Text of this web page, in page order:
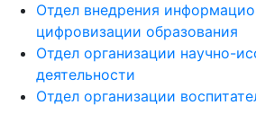
Отдел внедрения
цифровизации образования
Отдел организации научно-
деятельности
Отдел организации